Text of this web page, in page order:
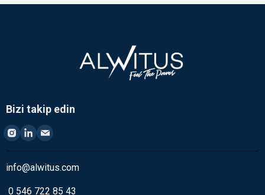
Bizi takip edin
info@alwitus.com
0 546 722 85 43